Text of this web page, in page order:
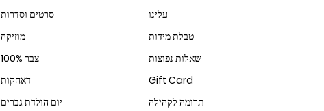
סרטים וסדרות
מוזיקה
100% צבר
דאחקות
יום הולדת גברים
עלינו
טבלת מידות
שאלות נפוצות
Gift Card
תרומה לקהילה